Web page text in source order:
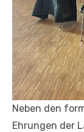
Neben den
Ehrungen der